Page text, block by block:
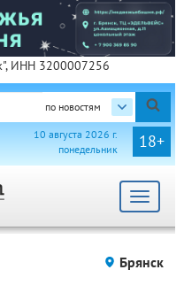
ИНН 3200007256
по новостям
18+
10 августа 2026 г.
понедельник
Toggle
Брянск